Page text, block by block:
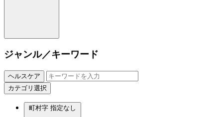
ジャンル／キーワード
ヘルスケア
カテゴリ選択
町村字 指定なし